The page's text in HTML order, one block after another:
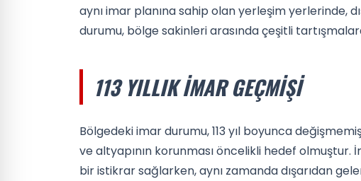
aynı imar planına sahip olan yerleşim yerlerinde,
durumu, bölge sakinleri arasında çeşitli
113 YILLIK İMAR GEÇMIŞI
Bölgedeki imar durumu, 113 yıl boyunca
ve altyapının korunması öncelikli hedef olmuştur.
bir istikrar sağlarken, aynı zamanda dışarıdan